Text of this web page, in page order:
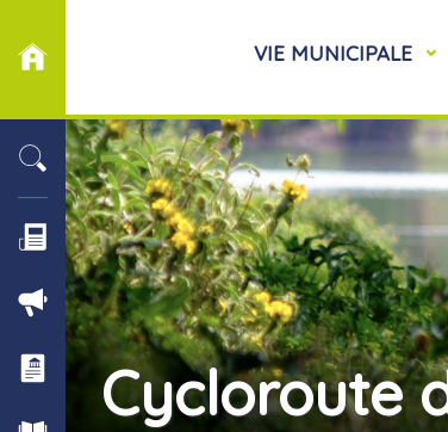
VIE MUNICIPALE
Cycloroute